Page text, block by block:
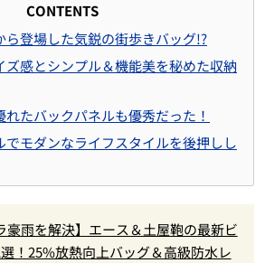
CONTENTS
ら登場した気鋭の街歩きバッグ!?
ズ感とシンプル＆機能美を秘めた収納
たバックパネルも優秀だった！
でモダンなライフスタイルを後押しし
豪雨を解決】エース＆土屋鞄の最新ビ
！25%放熱向上バッグ＆高級防水レ